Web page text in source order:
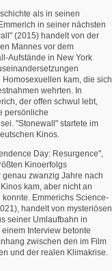
als in seinen
in seiner nächsten
(2015) handelt von der
Mannes vor dem
Aufstände in New York
kam, die sich
wehrten. In
der offen schwul lebt,
persönliche
"Stonewall" startete im
Kinos.
Day: Resurgence",
Kinoerfolgs
zwanzig Jahre nach
kam, aber nicht an
Emmerichs Science-
handelt von mysteriösen
seiner Umlaufbahn in
Interview betonte
zwischen den im Film
und der realen Klimakrise.